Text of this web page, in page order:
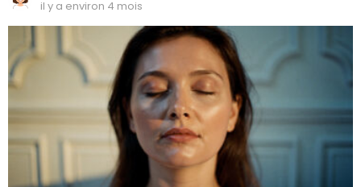
il y a environ 4 mois